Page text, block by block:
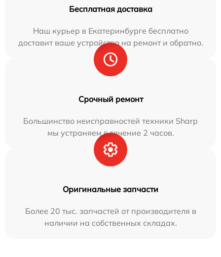
Бесплатная доставка
Наш курьер в Екатеринбурге бесплатно
доставит ваше устройство на ремонт и обратно.
Срочный ремонт
Большинство неисправностей техники Sharp
мы устраняем в течение 2 часов.
Оригинальные запчасти
Более 20 тыс. запчастей от производителя в
наличии на собственных складах.